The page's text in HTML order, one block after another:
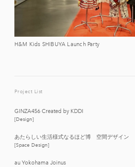
H&M Kids SHIBUYA Launch Party
Project List
GINZA456 Created by KDDI
[Design]
あたらしい生活様式なるほど博 空間デザイン
[Space Design]
au Yokohama Joinus